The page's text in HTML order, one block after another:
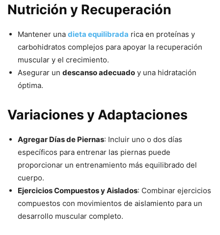
Nutrición y Recuperación
Mantener una dieta equilibrada rica en proteínas y
carbohidratos complejos para apoyar la recuperación
muscular y el crecimiento.
Asegurar un descanso adecuado y una hidratación
óptima.
Variaciones y Adaptaciones
Agregar Días de Piernas: Incluir uno o dos días
específicos para entrenar las piernas puede
proporcionar un entrenamiento más equilibrado del
cuerpo.
Ejercicios Compuestos y Aislados: Combinar ejercicios
compuestos con movimientos de aislamiento para un
desarrollo muscular completo.